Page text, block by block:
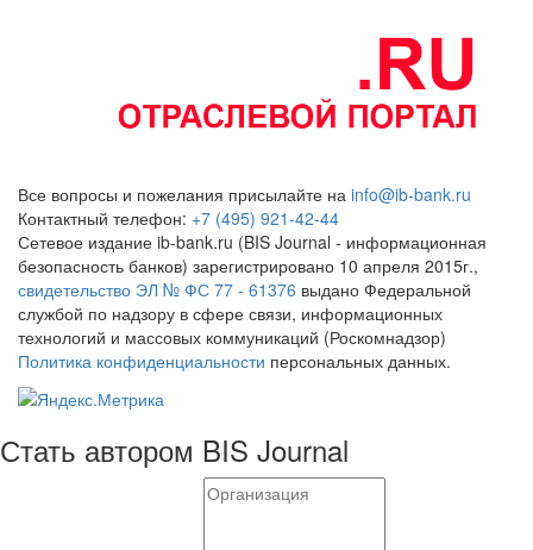
Все вопросы и пожелания присылайте на info@ib-bank.ru
Контактный телефон: +7 (495) 921-42-44
Сетевое издание ib-bank.ru (BIS Journal - информационная
безопасность банков) зарегистрировано 10 апреля 2015г.,
свидетельство ЭЛ № ФС 77 - 61376 выдано Федеральной
службой по надзору в сфере связи, информационных
технологий и массовых коммуникаций (Роскомнадзор)
Политика конфиденциальности персональных данных.
Стать автором BIS Journal